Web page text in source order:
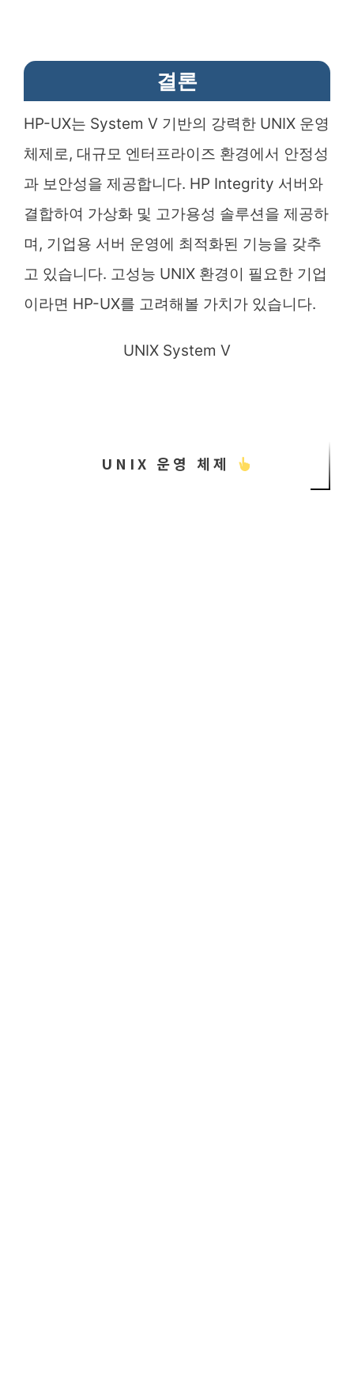
결론
HP-UX는 System V 기반의 강력한 UNIX 운영
체제로, 대규모 엔터프라이즈 환경에서 안정성
과 보안성을 제공합니다. HP Integrity 서버와
결합하여 가상화 및 고가용성 솔루션을 제공하
며, 기업용 서버 운영에 최적화된 기능을 갖추
고 있습니다. 고성능 UNIX 환경이 필요한 기업
이라면 HP-UX를 고려해볼 가치가 있습니다.
UNIX System V
UNIX 운영 체제